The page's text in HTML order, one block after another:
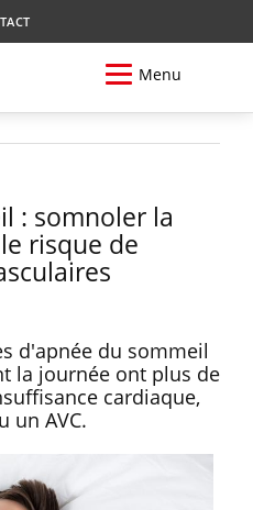
Menu
: somnoler la
risque de
d'apnée du sommeil
la journée ont plus de
cardiaque,
un AVC.